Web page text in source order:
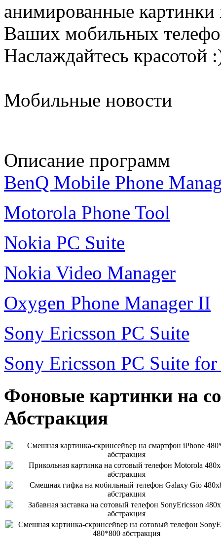
анимированные картинки
Ваших мобильных
Наслаждайтесь красотой
Мобильные новости
Описание программ
BenQ Mobile Phone
Motorola Phone Tool
Nokia PC Suite
Nokia Video Manager
Oxygen Phone Manager II
Sony Ericsson PC Suite
Sony Ericsson PC Suite
Фоновые картинки на
Абстракция